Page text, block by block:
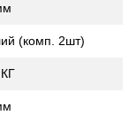
(комп. 2шт)